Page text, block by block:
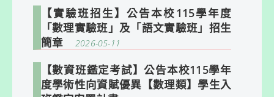
【實驗班招生】公告本校115學年度
「數理實驗班」及「語文實驗班」招生
簡章
2026-05-11
【數資班鑑定考試】公告本校115學年
度學術性向資賦優異【數理類】學生入